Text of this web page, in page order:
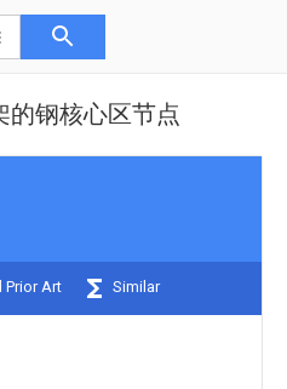
的钢核心区节点
Prior Art Similar